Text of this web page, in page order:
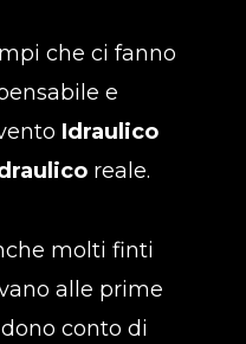
che ci fanno
e
Idraulico
reale.
molti finti
alle prime
conto di